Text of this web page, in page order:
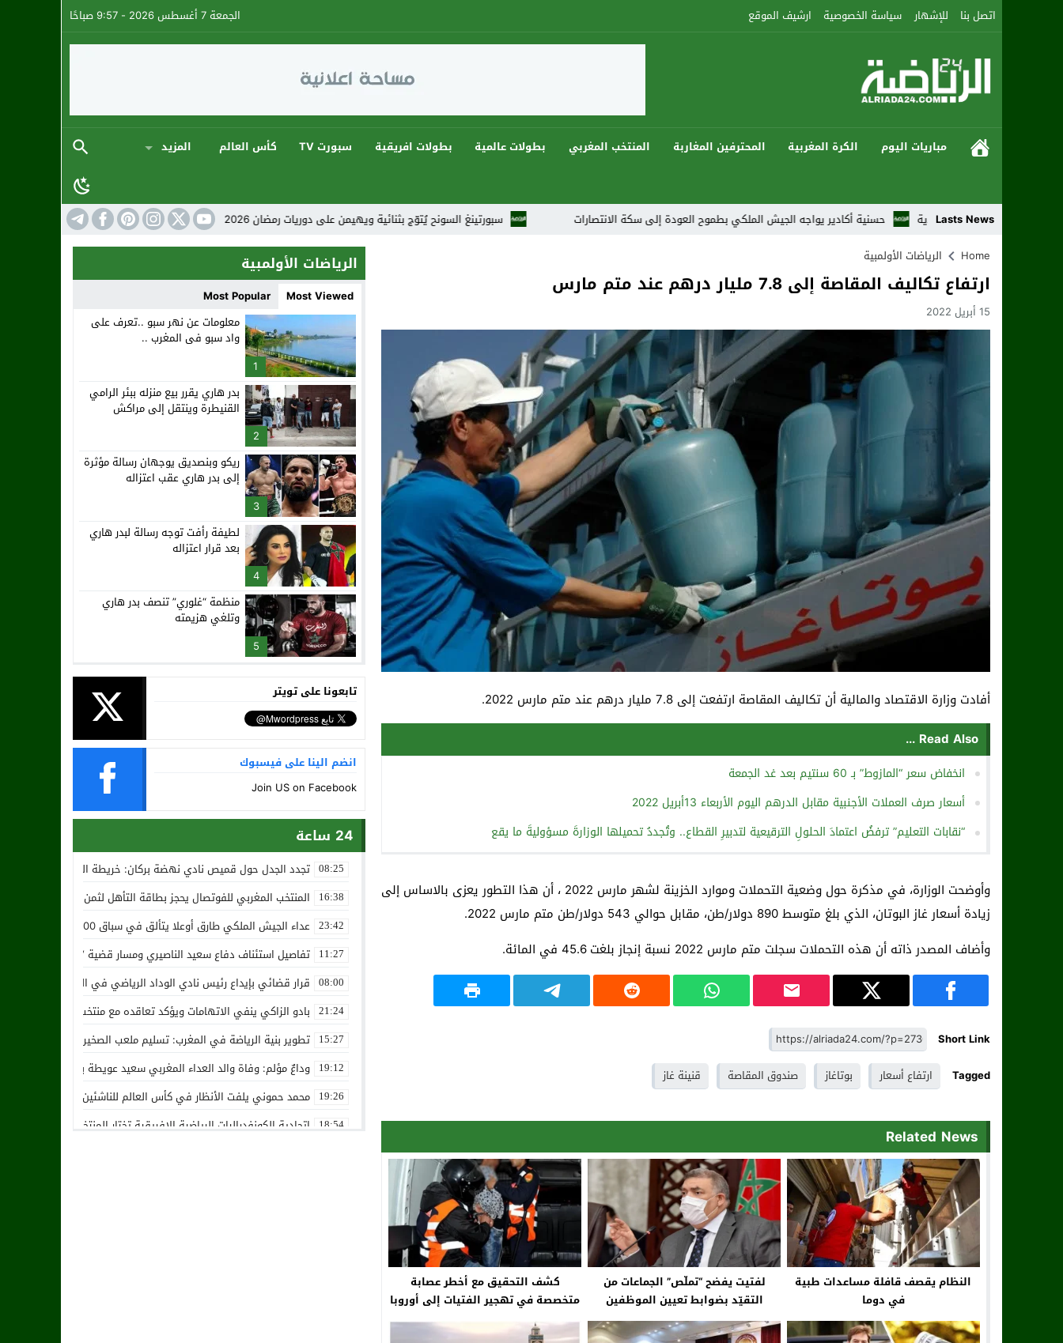
اتصل بنا للإشهار سياسة الخصوصية ارشيف الموقع الجمعة 7 أغسطس 2026 - 9:57 صباحًا
مباريات اليوم الكرة المغربية المحترفين المغاربة المنتخب المغربي بطولات عالمية بطولات افريقية سبورت TV كأس العالم المزيد
Lasts News سبورتينغ السونح يُتوّج بثنائية ويهيمن على دوريات رمضان 2026 في أجواء كروية استثنائية المنتخب المغربي: ارتقاء النزالات الإعدادية
حسنية أكادير يواجه الجيش الملكي بطموح العودة إلى سكة الانتصارات
Home
الرياضات الأولمبية
ارتفاع تكاليف المقاصة إلى 7.8 مليار درهم عند متم مارس
15 أبريل 2022
أفادت وزارة الاقتصاد والمالية أن تكاليف المقاصة ارتفعت إلى 7.8 مليار درهم عند متم مارس 2022.
Read Also ...
انخفاض سعر “المازوط” بـ 60 سنتيم بعد غد الجمعة
أسعار صرف العملات الأجنبية مقابل الدرهم اليوم الأربعاء 13أبريل 2022
“نقابات التعليم” ترفضُ اعتمادَ الحلولِ الترقيعية لتدبيرِ القطاع.. وتُجددُ تحميلها الوزارةَ مسؤوليةَ ما يقع
وأوضحت الوزارة، في مذكرة حول وضعية التحملات وموارد الخزينة لشهر مارس 2022 ، أن هذا التطور يعزى بالاساس إلى
زيادة أسعار غاز البوتان، الذي بلغ متوسط 890 دولار/طن، مقابل حوالي 543 دولار/طن متم مارس 2022.
وأضاف المصدر ذاته أن هذه التحملات سجلت متم مارس 2022 نسبة إنجاز بلغت 45.6 في المائة.
Short Link
Tagged
ارتفاع أسعار بوتاغاز صندوق المقاصة قنينة غاز
Related News
النظام يقصف قافلة مساعدات طبية
في دوما
لفتيت يفضح “تملّص” الجماعات من
التقيّد بضوابط تعيين الموظفين
كشف التحقيق مع أخطر عصابة
متخصصة في تهجير الفتيات إلى أوروبا
بغرض الدعارة، عن حقائق صادمة ضمنها
الرياضات الأولمبية
Most Viewed
Most Popular
1
معلومات عن نهر سبو ..تعرف على
واد سبو فى المغرب ..
2
بدر هاري يقرر بيع منزله ببئر الرامي
القنيطرة وينتقل إلى مراكش
3
ريكو وبنصديق يوجهان رسالة مؤثرة
إلى بدر هاري عقب اعتزاله
4
لطيفة رأفت توجه رسالة لبدر هاري
بعد قرار اعتزاله
5
منظمة “غلوري” تنصف بدر هاري
وتلغي هزيمته
تابعونا على تويتر
انضم الينا على فيسبوك
Join US on Facebook
24 ساعة
08:25 تجدد الجدل حول قميص نادي نهضة بركان: خريطة المغرب تثير استياء
16:38 المنتخب المغربي للفوتصال يحجز بطاقة التأهل لثمن نهائي مونديال
23:42 عداء الجيش الملكي طارق أوعلا يتألق في سباق 4200 متر بمدينة سلا
11:27 تفاصيل استئناف دفاع سعيد الناصيري ومسار قضية ‘بارون المخدرات
08:00 قرار قضائي بإيداع رئيس نادي الوداد الرياضي في السجن في قضية
21:24 بادو الزاكي ينفي الاتهامات ويؤكد تعاقده مع منتخب النيجر دون تكفل
15:27 تطوير بنية الرياضة في المغرب: تسليم ملعب الصخيرات بالعشب
19:12 وداعٌ مؤلم: وفاة والد العداء المغربي سعيد عويطة بعد صراع طويل
19:26 محمد حموني يلفت الأنظار في كأس العالم للناشئين ويثير اهتمام
18:54 اتحادية الكونفدراليات الرياضية الإفريقية تختار المنتخب الوطني